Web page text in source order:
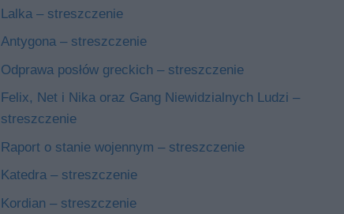
Lalka – streszczenie
Antygona – streszczenie
Odprawa posłów greckich – streszczenie
Felix, Net i Nika oraz Gang Niewidzialnych Ludzi –
streszczenie
Raport o stanie wojennym – streszczenie
Katedra – streszczenie
Kordian – streszczenie